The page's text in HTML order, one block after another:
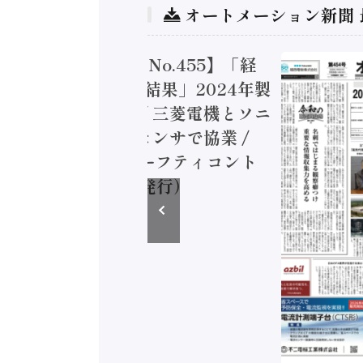
オートメーション新
トメーション新聞 No.455】「経
実態調査二次集計結果」2024年製
加価値額86兆円 / 三菱電機とソニ
コン AIビジョンセンサで協業 /
安全に動かすセーフティコント
（2026年8月5日発行）